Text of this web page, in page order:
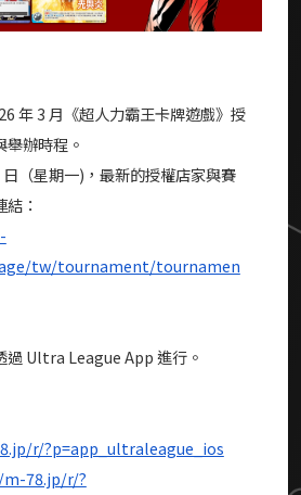
年 3 月《超人力霸王卡牌遊戲》授
辦時程。
（星期一)，最新的授權店家與賽
：
tw/tournament/tournamen
過 Ultra League App 進行。
r/?p=app_ultraleague_ios
78.jp/r/?